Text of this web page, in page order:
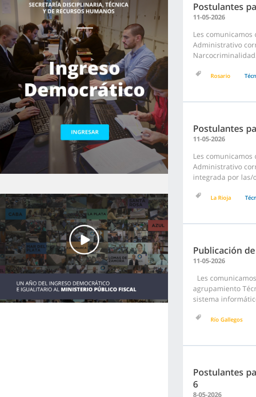
Postulantes
11-05-2026
Les
Administrativo
Rosario
Postulantes
11-05-2026
Les
Administrativo
integrada por las/
La Rioja
Publicación
11-05-2026
Les
agrupamiento
sistema
Río Gallegos
Postulantes
6
8-05-2026